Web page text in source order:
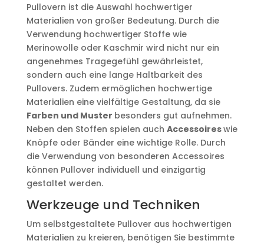
Pullovern ist die Auswahl hochwertiger
Materialien von großer Bedeutung. Durch die
Verwendung hochwertiger Stoffe wie
Merinowolle oder Kaschmir wird nicht nur ein
angenehmes Tragegefühl gewährleistet,
sondern auch eine lange Haltbarkeit des
Pullovers. Zudem ermöglichen hochwertige
Materialien eine vielfältige Gestaltung, da sie
Farben und Muster besonders gut aufnehmen.
Neben den Stoffen spielen auch Accessoireswie
Knöpfe oder Bänder eine wichtige Rolle. Durch
die Verwendung von besonderen Accessoires
können Pullover individuell und einzigartig
gestaltet werden.
Werkzeuge und Techniken
Um selbstgestaltete Pullover aus hochwertigen
Materialien zu kreieren, benötigen Sie bestimmte